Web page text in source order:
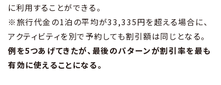
に利用することができる。
※旅行代金の1泊の平均が33,335円を超える場合に、
アクティビティを別で予約しても割引額は同じとなる。
例を5つあげてきたが、最後のパターンが割引率を最も
有効に使えることになる。